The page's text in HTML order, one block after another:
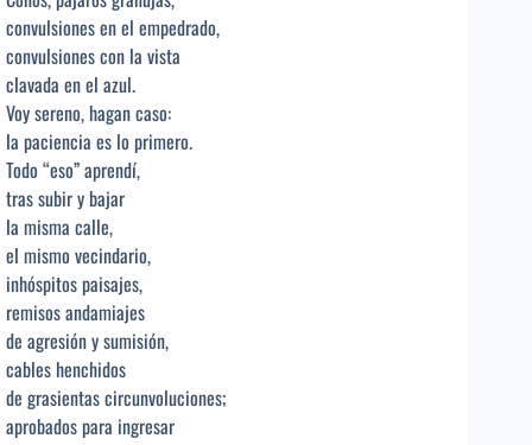
convulsiones en el empedrado,
convulsiones con la vista
clavada en el azul.
Voy sereno, hagan caso:
la paciencia es lo primero.
Todo “eso” aprendí,
tras subir y bajar
la misma calle,
el mismo vecindario,
inhóspitos paisajes,
remisos andamiajes
de agresión y sumisión,
cables henchidos
de grasientas circunvoluciones;
aprobados para ingresar